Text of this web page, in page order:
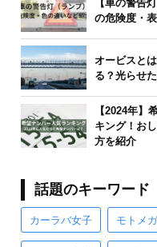
【車の警告
の危険度・
オービスと
る？光らせ
【2024年】
キング！お
方を紹介
話題のキーワード
カーラバ女子 モトメ